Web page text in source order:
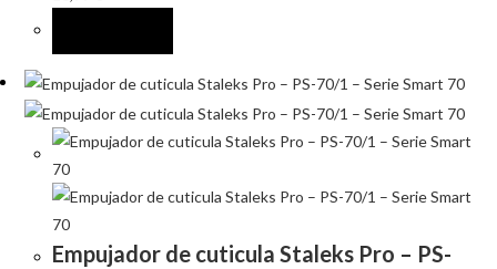
Empujador de cuticula Staleks Pro – PS-